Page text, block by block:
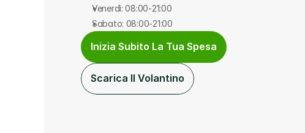
Venerdì: 08:00-21:00
Sabato: 08:00-21:00
Inizia Subito La Tua Spesa
Scarica Il Volantino